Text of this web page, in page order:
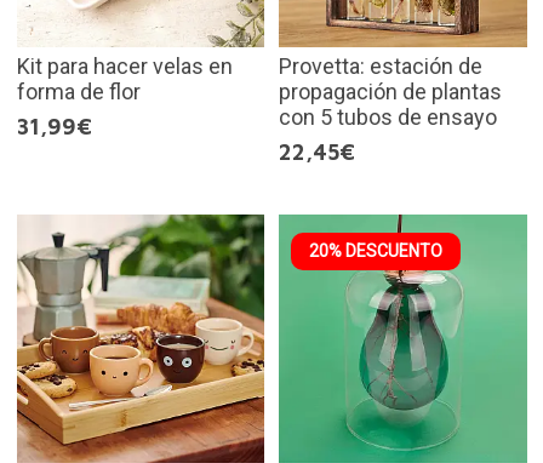
Kit para hacer velas en
forma de flor
31,99€
Provetta: estación de
propagación de plantas
con 5 tubos de ensayo
22,45€
20% DESCUENTO